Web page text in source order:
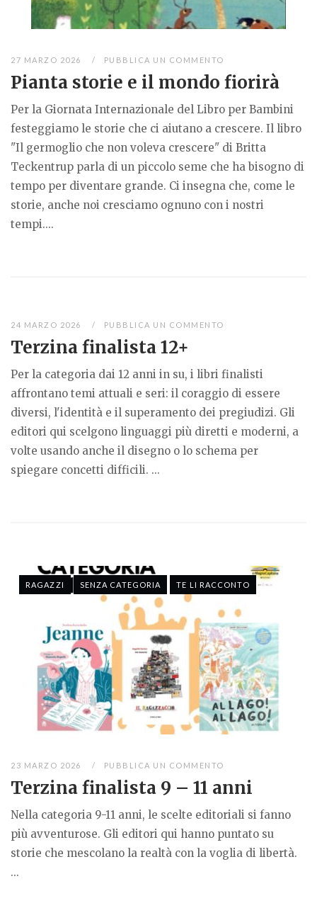
27 MARZO 2026 PUBBLICA UN COMMENTO
Pianta storie e il mondo fiorirà
Per la Giornata Internazionale del Libro per Bambini
festeggiamo le storie che ci aiutano a crescere. Il libro
"Il germoglio che non voleva crescere" di Britta
Teckentrup parla di un piccolo seme che ha bisogno di
tempo per diventare grande. Ci insegna che, come le
storie, anche noi cresciamo ognuno con i nostri
tempi....
24 MARZO 2026 PUBBLICA UN COMMENTO
Terzina finalista 12+
Per la categoria dai 12 anni in su, i libri finalisti
affrontano temi attuali e seri: il coraggio di essere
diversi, l'identità e il superamento dei pregiudizi. Gli
editori qui scelgono linguaggi più diretti e moderni, a
volte usando anche il disegno o lo schema per
spiegare concetti difficili. ...
RAGAZZI SENZA CATEGORIA TE LI RACCONTO
23 MARZO 2026 PUBBLICA UN COMMENTO
Terzina finalista 9 – 11 anni
Nella categoria 9-11 anni, le scelte editoriali si fanno
più avventurose. Gli editori qui hanno puntato su
storie che mescolano la realtà con la voglia di libertà.
...